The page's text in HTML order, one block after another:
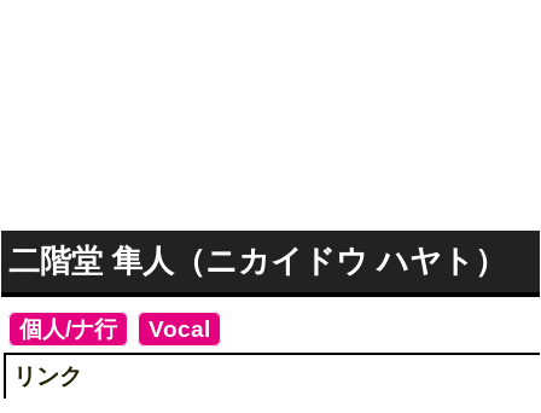
二階堂 隼人（ニカイドウ ハヤト）
個人/ナ行] Vocal
リンク